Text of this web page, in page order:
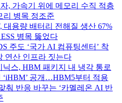
, 가속기 위에 메모리 수직 적층
리 병목 정조준
대용량 배터리 전해질 생산 67%
병목 뚫었다
주도 ‘국가 AI 컴퓨팅센터’ 착
연산 인프라 짓는다
닉스, HBM 패키지 내 냉각 통로
‘iHBM’ 공개…HBM5부터 적용
춰 반응 바꾸는 ‘카멜레온 AI 반